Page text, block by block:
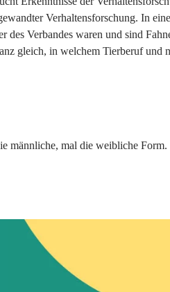
Verhaltensforschung. In
Verbandes waren und sind
gleich, in welchem Tierberuf und
männliche, mal die weibliche Form.